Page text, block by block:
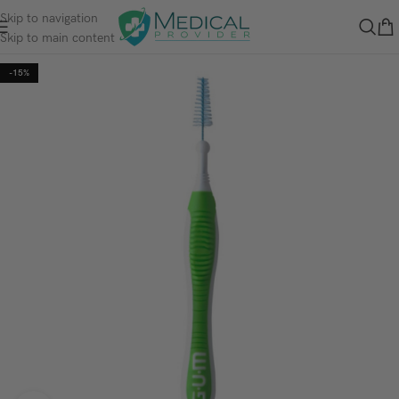
Skip to navigation
Skip to main content
-15%